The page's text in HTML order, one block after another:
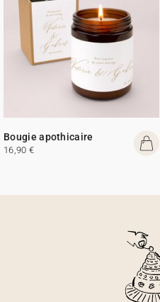
Bougie apothicaire
16,90 €